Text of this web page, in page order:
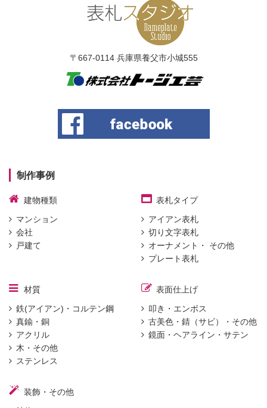
〒667-0114 兵庫県養父市小城555
制作事例
建物種類
マンション
会社
戸建て
表札タイプ
アイアン表札
切り文字表札
オーナメント・ その他
プレート表札
材質
鉄(アイアン)・コルテン鋼
真鍮・銅
アクリル
木・その他
ステンレス
表面仕上げ
叩き・エンボス
古美色・錆（サビ）・その他
鏡面・ヘアライン・サテン
装飾・その他